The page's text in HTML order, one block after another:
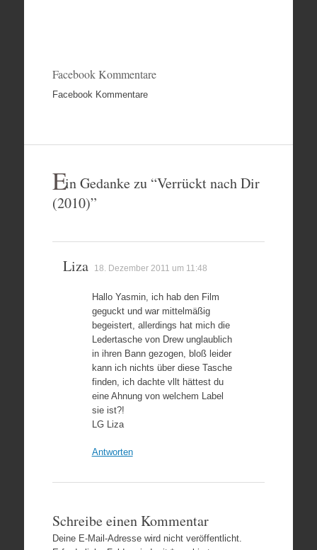
Facebook Kommentare
Facebook Kommentare
Ein Gedanke zu “Verrückt nach Dir
(2010)”
Liza 18. Dezember 2011 um 11:48
Hallo Yasmin, ich hab den Film
geguckt und war mittelmäßig
begeistert, allerdings hat mich die
Ledertasche von Drew unglaublich
in ihren Bann gezogen, bloß leider
kann ich nichts über diese Tasche
finden, ich dachte vllt hättest du
eine Ahnung von welchem Label
sie ist?!
LG Liza
Antworten
Schreibe einen Kommentar
Deine E-Mail-Adresse wird nicht veröffentlicht.